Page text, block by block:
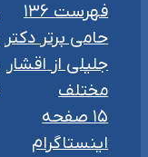
فهرست ۱۳۶
حامی برتر دکتر
جلیلی از اقشار
مختلف
۱۵ صفحه
اینستاگرام